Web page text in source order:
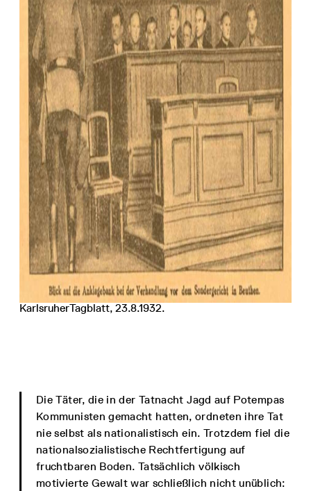
KarlsruherTagblatt, 23.8.1932.
Die Täter, die in der Tatnacht Jagd auf Potempas
Kommunisten gemacht hatten, ordneten ihre Tat
nie selbst als nationalistisch ein. Trotzdem fiel die
nationalsozialistische Rechtfertigung auf
fruchtbaren Boden. Tatsächlich völkisch
motivierte Gewalt war schließlich nicht unüblich: